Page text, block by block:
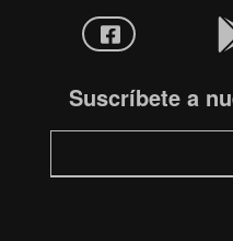
Suscríbete a